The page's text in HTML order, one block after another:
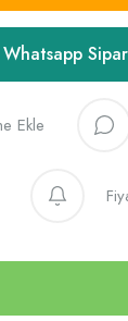
Whatsapp